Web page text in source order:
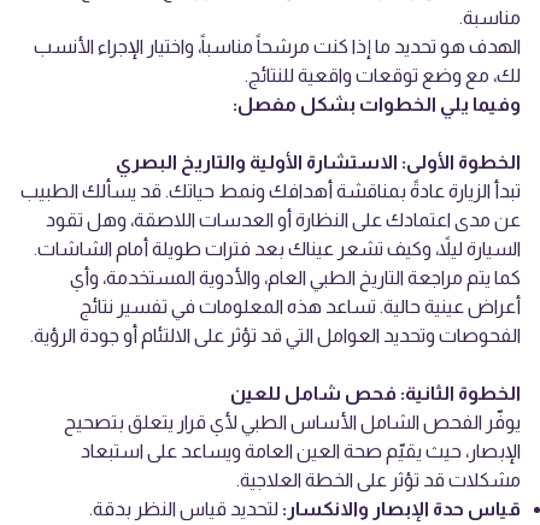
مناسبة.
الهدف هو تحديد ما إذا كنت مرشحاً مناسباً، واختيار الإجراء الأنسب
لك، مع وضع توقعات واقعية للنتائج.
وفيما يلي الخطوات بشكل مفصل:
الخطوة الأولى: الاستشارة الأولية والتاريخ البصري
تبدأ الزيارة عادةً بمناقشة أهدافك ونمط حياتك. قد يسألك الطبيب
عن مدى اعتمادك على النظارة أو العدسات اللاصقة، وهل تقود
السيارة ليلاً، وكيف تشعر عيناك بعد فترات طويلة أمام الشاشات.
كما يتم مراجعة التاريخ الطبي العام، والأدوية المستخدمة، وأي
أعراض عينية حالية. تساعد هذه المعلومات في تفسير نتائج
الفحوصات وتحديد العوامل التي قد تؤثر على الالتئام أو جودة الرؤية.
الخطوة الثانية: فحص شامل للعين
يوفّر الفحص الشامل الأساس الطبي لأي قرار يتعلق بتصحيح
الإبصار، حيث يقيّم صحة العين العامة ويساعد على استبعاد
مشكلات قد تؤثر على الخطة العلاجية.
قياس حدة الإبصار والانكسار: لتحديد قياس النظر بدقة.